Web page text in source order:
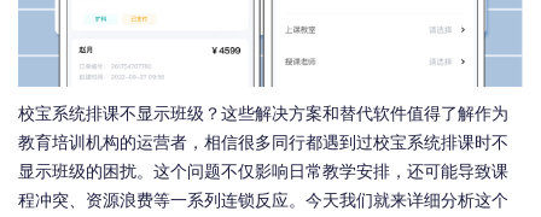
校宝系统排课不显示班级？这些解决方案和替代软件值得了解作为
教育培训机构的运营者，相信很多同行都遇到过校宝系统排课时不
显示班级的困扰。这个问题不仅影响日常教学安排，还可能导致课
程冲突、资源浪费等一系列连锁反应。今天我们就来详细分析这个